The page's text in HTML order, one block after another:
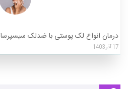
درمان انواع لک پوستی با ضدلک سیسپرسا
17آذر1403